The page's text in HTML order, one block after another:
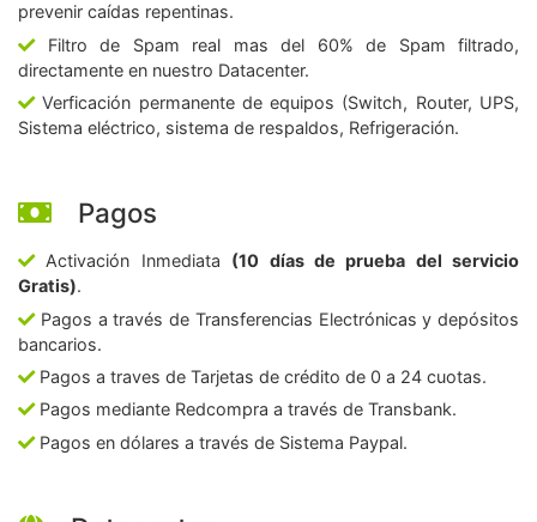
prevenir caídas repentinas.
Filtro de Spam real mas del 60% de Spam filtrado,
directamente en nuestro Datacenter.
Verficación permanente de equipos (Switch, Router, UPS,
Sistema eléctrico, sistema de respaldos, Refrigeración.
Pagos
Activación Inmediata (10 días de prueba del servicio
Gratis).
Pagos a través de Transferencias Electrónicas y depósitos
bancarios.
Pagos a traves de Tarjetas de crédito de 0 a 24 cuotas.
Pagos mediante Redcompra a través de Transbank.
Pagos en dólares a través de Sistema Paypal.